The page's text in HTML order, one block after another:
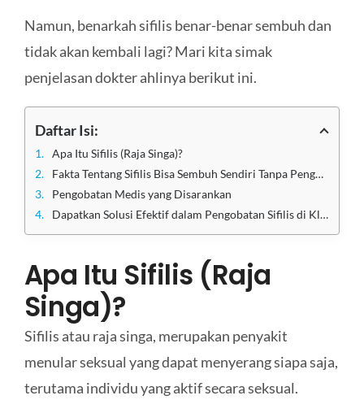
Namun, benarkah sifilis benar-benar sembuh dan
tidak akan kembali lagi? Mari kita simak
penjelasan dokter ahlinya berikut ini.
Daftar Isi:
Apa Itu Sifilis (Raja Singa)?
Fakta Tentang Sifilis Bisa Sembuh Sendiri Tanpa Pengobatan
Pengobatan Medis yang Disarankan
Dapatkan Solusi Efektif dalam Pengobatan Sifilis di Klinik Utama Sentosa
Apa Itu Sifilis (Raja
Singa)?
Sifilis atau raja singa, merupakan penyakit
menular seksual yang dapat menyerang siapa saja,
terutama individu yang aktif secara seksual.